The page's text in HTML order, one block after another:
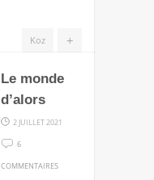
+
Koz
Le monde
d’alors
2 JUILLET 2021
6
COMMENTAIRES